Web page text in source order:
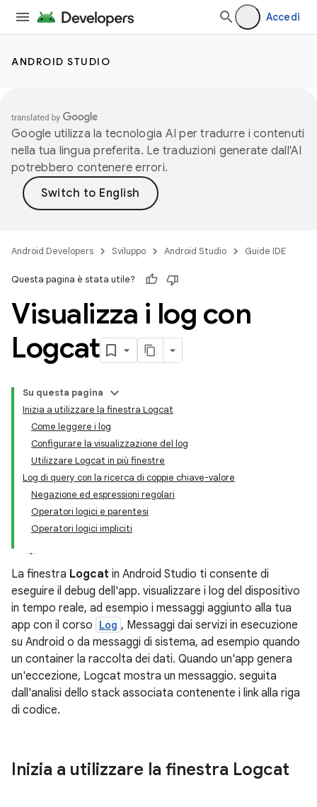
Accedi
ANDROID STUDIO
Google utilizza la tecnologia AI per tradurre i contenuti
nella tua lingua preferita. Le traduzioni generate dall'AI
potrebbero contenere errori.
Android Developers Sviluppo Android Studio Guide IDE
Questa pagina è stata utile?
Visualizza i log con
Logcat
Su questa pagina
Inizia a utilizzare la finestra Logcat
Come leggere i log
Configurare la visualizzazione del log
Utilizzare Logcat in più finestre
Log di query con la ricerca di coppie chiave-valore
Negazione ed espressioni regolari
Operatori logici e parentesi
Operatori logici impliciti
La finestra Logcat in Android Studio ti consente di
eseguire il debug dell'app. visualizzare i log del dispositivo
in tempo reale, ad esempio i messaggi aggiunto alla tua
app con il corso Log , Messaggi dai servizi in esecuzione
su Android o da messaggi di sistema, ad esempio quando
un container la raccolta dei dati. Quando un'app genera
un'eccezione, Logcat mostra un messaggio. seguita
dall'analisi dello stack associata contenente i link alla riga
di codice.
Inizia a utilizzare la finestra Logcat